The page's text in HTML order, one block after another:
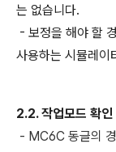
는 없습니다.
- 보정을 해야 할
사용하는 시뮬레이
2.2. 작업모드 확인
- MC6C 동글의